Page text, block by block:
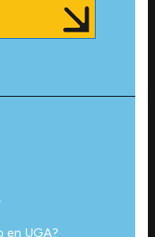
en UGA?